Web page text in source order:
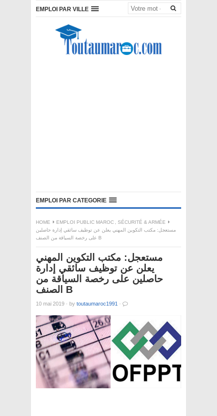
EMPLOI PAR VILLE
EMPLOI PAR CATEGORIE
HOME EMPLOI PUBLIC MAROC , SÉCURITÉ & ARMÉE
مستعجل: مكتب التكوين المهني يعلن عن توظيف سائقي إدارة حاصلين
على رخصة السياقة من الصنف B
مستعجل: مكتب التكوين المهني
يعلن عن توظيف سائقي إدارة
حاصلين على رخصة السياقة من
الصنف B
10 mai 2019 · by toutaumaroc1991 ·